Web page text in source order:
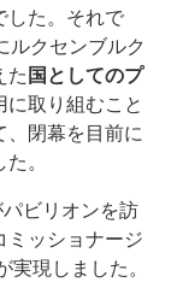
した。それで
クセンブルク
た 国としてのプ
取り組むこと
、閉幕を目前に
。
ビリオンを訪
ミッショナージ
現しました。